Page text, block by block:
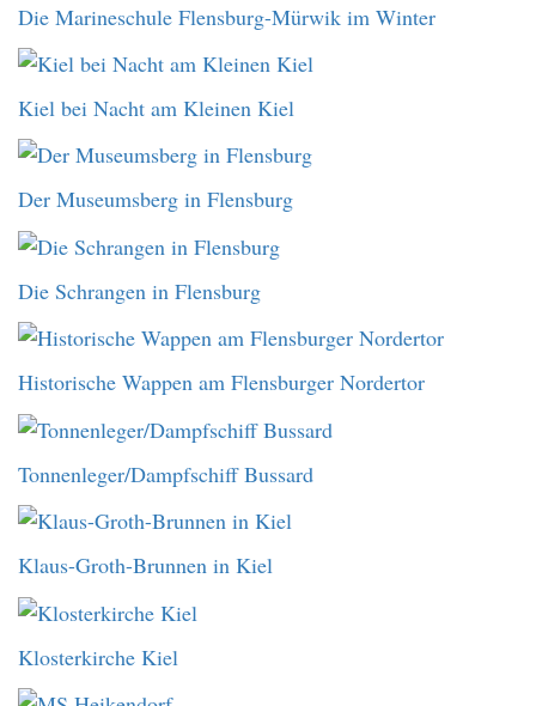
Die Marineschule Flensburg-Mürwik im Winter
Kiel bei Nacht am Kleinen Kiel
Der Museumsberg in Flensburg
Die Schrangen in Flensburg
Historische Wappen am Flensburger Nordertor
Tonnenleger/Dampfschiff Bussard
Klaus-Groth-Brunnen in Kiel
Klosterkirche Kiel